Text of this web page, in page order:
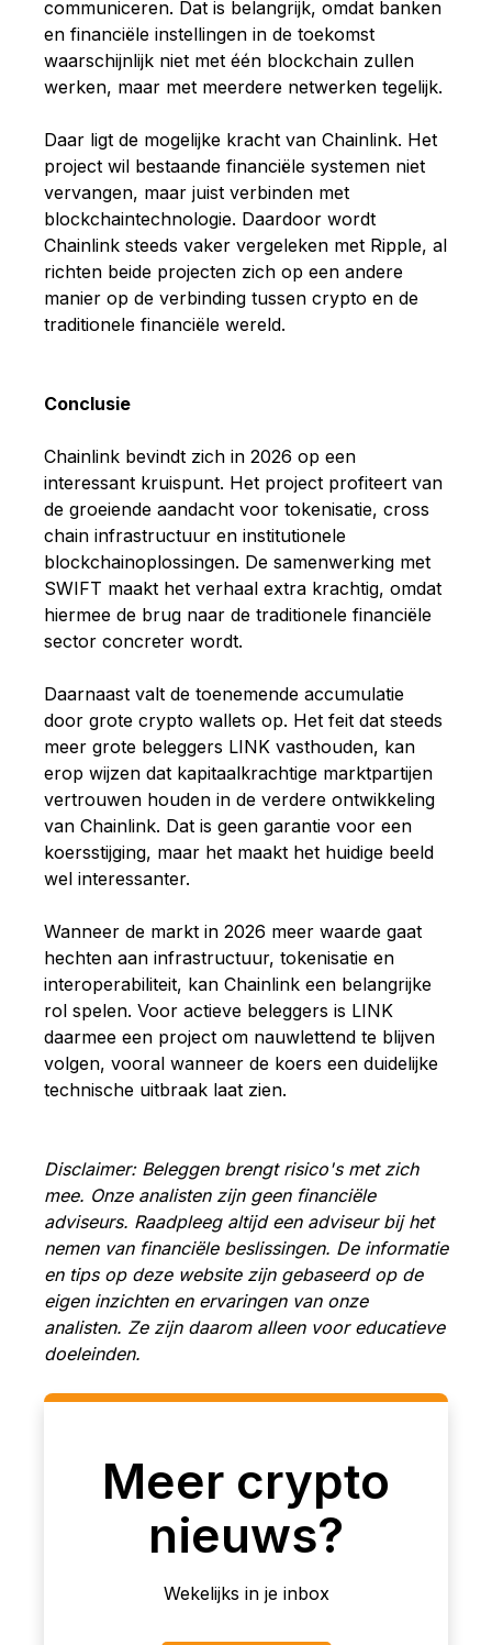
communiceren. Dat is belangrijk, omdat banken
en financiële instellingen in de toekomst
waarschijnlijk niet met één blockchain zullen
werken, maar met meerdere netwerken tegelijk.
Daar ligt de mogelijke kracht van Chainlink. Het
project wil bestaande financiële systemen niet
vervangen, maar juist verbinden met
blockchaintechnologie. Daardoor wordt
Chainlink steeds vaker vergeleken met Ripple, al
richten beide projecten zich op een andere
manier op de verbinding tussen crypto en de
traditionele financiële wereld.
Conclusie
Chainlink bevindt zich in 2026 op een
interessant kruispunt. Het project profiteert van
de groeiende aandacht voor tokenisatie, cross
chain infrastructuur en institutionele
blockchainoplossingen. De samenwerking met
SWIFT maakt het verhaal extra krachtig, omdat
hiermee de brug naar de traditionele financiële
sector concreter wordt.
Daarnaast valt de toenemende accumulatie
door grote crypto wallets op. Het feit dat steeds
meer grote beleggers LINK vasthouden, kan
erop wijzen dat kapitaalkrachtige marktpartijen
vertrouwen houden in de verdere ontwikkeling
van Chainlink. Dat is geen garantie voor een
koersstijging, maar het maakt het huidige beeld
wel interessanter.
Wanneer de markt in 2026 meer waarde gaat
hechten aan infrastructuur, tokenisatie en
interoperabiliteit, kan Chainlink een belangrijke
rol spelen. Voor actieve beleggers is LINK
daarmee een project om nauwlettend te blijven
volgen, vooral wanneer de koers een duidelijke
technische uitbraak laat zien.
Disclaimer: Beleggen brengt risico's met zich
mee. Onze analisten zijn geen financiële
adviseurs. Raadpleeg altijd een adviseur bij het
nemen van financiële beslissingen. De informatie
en tips op deze website zijn gebaseerd op de
eigen inzichten en ervaringen van onze
analisten. Ze zijn daarom alleen voor educatieve
doeleinden.
Meer crypto
nieuws?
Wekelijks in je inbox